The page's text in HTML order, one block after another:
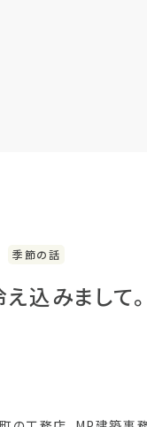
季節の話
え込みまして。